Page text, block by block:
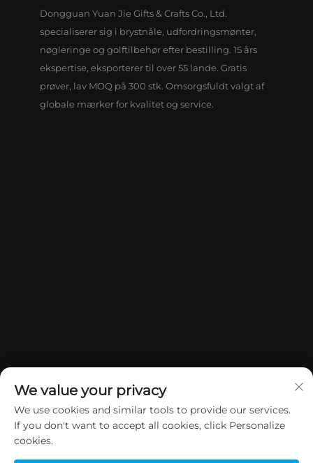
Dongguan Yuan Jie Gifts & Crafts Co., Ltd.
specialiserer sig i brystnåle, udfordringsmønter,
nøgleringe og golftilbehør efter bestilling. 15 års
ekspertise, eksporterer til over 55 lande. Gratis
prøver, lav MOQ på 300 stk. Omsorgsfuldt valgt af
globale mærker for kvalitet og service.
Copyright © 2026 China Dongguan Yuan Jie Gifts & Crafts Co., Ltd.
We value your privacy
We use cookies and similar tools to provide our services.
If you don't want to accept all cookies, click Personalize
cookies.